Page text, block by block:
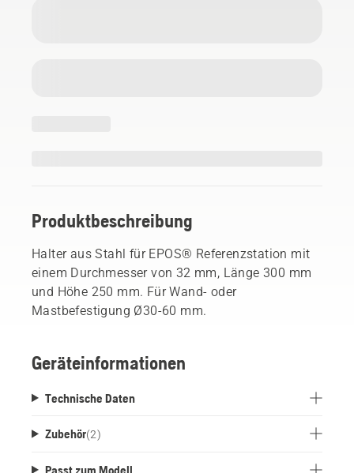
Produktbeschreibung
Halter aus Stahl für EPOS® Referenzstation mit
einem Durchmesser von 32 mm, Länge 300 mm
und Höhe 250 mm. Für Wand- oder
Mastbefestigung Ø30-60 mm.
Geräteinformationen
Technische Daten
Zubehör(2)
Passt zum Modell